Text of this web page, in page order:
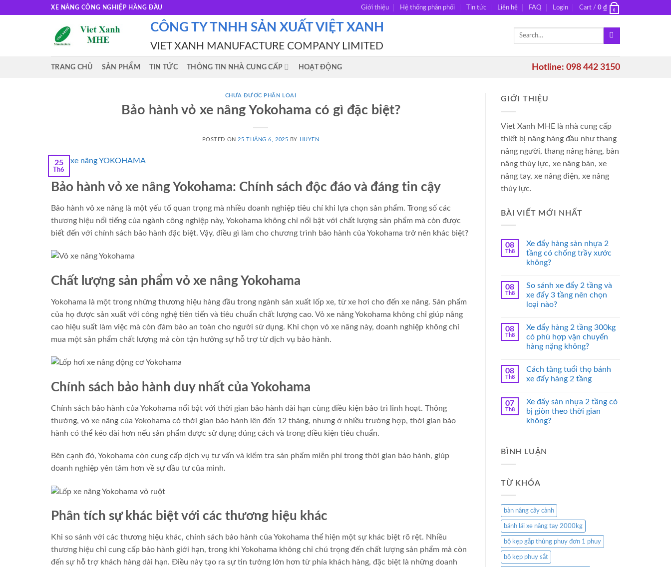
XE NÂNG CÔNG NGHIỆP HÀNG ĐẦU Giới thiệu Hệ thống phân phối Tin tức Liên hệ FAQ Login Cart / 0 ₫ 0
CÔNG TY TNHH SẢN XUẤT VIỆT XANH
VIET XANH MANUFACTURE COMPANY LIMITED
Search
TRANG CHỦ SẢN PHẨM TIN TỨC THÔNG TIN NHÀ CUNG CẤP HOẠT ĐỘNG Hotline: 098 442 3150
CHƯA ĐƯỢC PHÂN LOẠI
Bảo hành vỏ xe nâng Yokohama có gì đặc biệt?
POSTED ON 25 THÁNG 6, 2025 BY HUYEN
25
Th6
Bảo hành vỏ xe nâng Yokohama: Chính sách độc đáo và đáng tin cậy
Bảo hành vỏ xe nâng là một yếu tố quan trọng mà nhiều doanh nghiệp tiêu chí khi lựa chọn sản phẩm. Trong số các
thương hiệu nổi tiếng của ngành công nghiệp này, Yokohama không chỉ nổi bật với chất lượng sản phẩm mà còn được
biết đến với chính sách bảo hành đặc biệt. Vậy, điều gì làm cho chương trình bảo hành của Yokohama trở nên khác biệt?
Chất lượng sản phẩm vỏ xe nâng Yokohama
Yokohama là một trong những thương hiệu hàng đầu trong ngành sản xuất lốp xe, từ xe hơi cho đến xe nâng. Sản phẩm
của họ được sản xuất với công nghệ tiên tiến và tiêu chuẩn chất lượng cao. Vỏ xe nâng Yokohama không chỉ giúp nâng
cao hiệu suất làm việc mà còn đảm bảo an toàn cho người sử dụng. Khi chọn vỏ xe nâng này, doanh nghiệp không chỉ
mua một sản phẩm chất lượng mà còn tận hưởng sự hỗ trợ từ dịch vụ bảo hành.
Chính sách bảo hành duy nhất của Yokohama
Chính sách bảo hành của Yokohama nổi bật với thời gian bảo hành dài hạn cùng điều kiện bảo trì linh hoạt. Thông
thường, vỏ xe nâng của Yokohama có thời gian bảo hành lên đến 12 tháng, nhưng ở nhiều trường hợp, thời gian bảo
hành có thể kéo dài hơn nếu sản phẩm được sử dụng đúng cách và trong điều kiện tiêu chuẩn.
Bên cạnh đó, Yokohama còn cung cấp dịch vụ tư vấn và kiểm tra sản phẩm miễn phí trong thời gian bảo hành, giúp
doanh nghiệp yên tâm hơn về sự đầu tư của mình.
Phân tích sự khác biệt với các thương hiệu khác
Khi so sánh với các thương hiệu khác, chính sách bảo hành của Yokohama thể hiện một sự khác biệt rõ rệt. Nhiều
thương hiệu chỉ cung cấp bảo hành giới hạn, trong khi Yokohama không chỉ chú trọng đến chất lượng sản phẩm mà còn
đến sự hỗ trợ khách hàng dài hạn. Điều này tạo ra sự tin tưởng lớn hơn từ phía khách hàng, đặc biệt là những doanh
GIỚI THIỆU
Viet Xanh MHE là nhà cung cấp
thiết bị nâng hàng đầu như thang
nâng người, thang nâng hàng, bàn
nâng thủy lực, xe nâng bàn, xe
nâng tay, xe nâng điện, xe nâng
thủy lực.
BÀI VIẾT MỚI NHẤT
08
Th8
Xe đẩy hàng sàn nhựa 2
tầng có chống trầy xước
không?
08
Th8
So sánh xe đẩy 2 tầng và
xe đẩy 3 tầng nên chọn
loại nào?
08
Th8
Xe đẩy hàng 2 tầng 300kg
có phù hợp vận chuyển
hàng nặng không?
08
Th8
Cách tăng tuổi thọ bánh
xe đẩy hàng 2 tầng
07
Th8
Xe đẩy sàn nhựa 2 tầng có
bị giòn theo thời gian
không?
BÌNH LUẬN
TỪ KHÓA
bàn nâng cây cành
bánh lái xe nâng tay 2000kg
bộ kẹp gắp thùng phuy đơn 1 phuy
bộ kẹp phuy sắt